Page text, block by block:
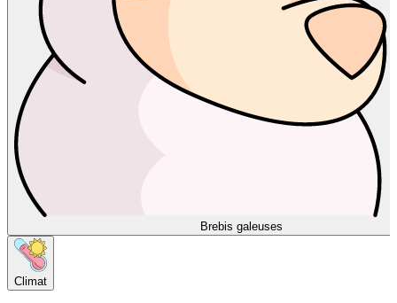
Brebis galeuses
Climat